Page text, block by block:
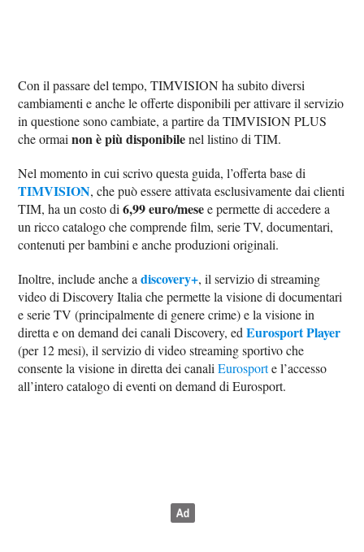
Con il passare del tempo, TIMVISION ha subito diversi
cambiamenti e anche le offerte disponibili per attivare il servizio
in questione sono cambiate, a partire da TIMVISION PLUS
che ormainon è più disponibilenel listino di TIM.
Nel momento in cui scrivo questa guida, l’offerta base di
TIMVISION, che può essere attivata esclusivamente dai clienti
TIM, ha un costo di6,99 euro/mesee permette di accedere a
un ricco catalogo che comprende film, serie TV, documentari,
contenuti per bambini e anche produzioni originali.
Inoltre, include anche adiscovery+, il servizio di streaming
video di Discovery Italia che permette la visione di documentari
e serie TV (principalmente di genere crime) e la visione in
diretta e on demand dei canali Discovery, edEurosport Player
(per 12 mesi), il servizio di video streaming sportivo che
consente la visione in diretta dei canaliEurosporte l’accesso
all’intero catalogo di eventi on demand di Eurosport.